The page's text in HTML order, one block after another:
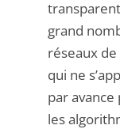
grand
réseaux
qui ne
par
les